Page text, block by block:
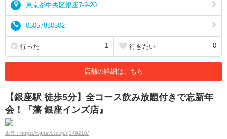
東京都中央区銀座7-9-20
05057880502
行った 1 行きたい 0
店舗の詳細はこちら
【銀座駅 徒歩5分】全コース飲み放題付きで忘新年
会！『藩 銀座インズ店』
出典：https://r.gnavi.co.jp/g249210/